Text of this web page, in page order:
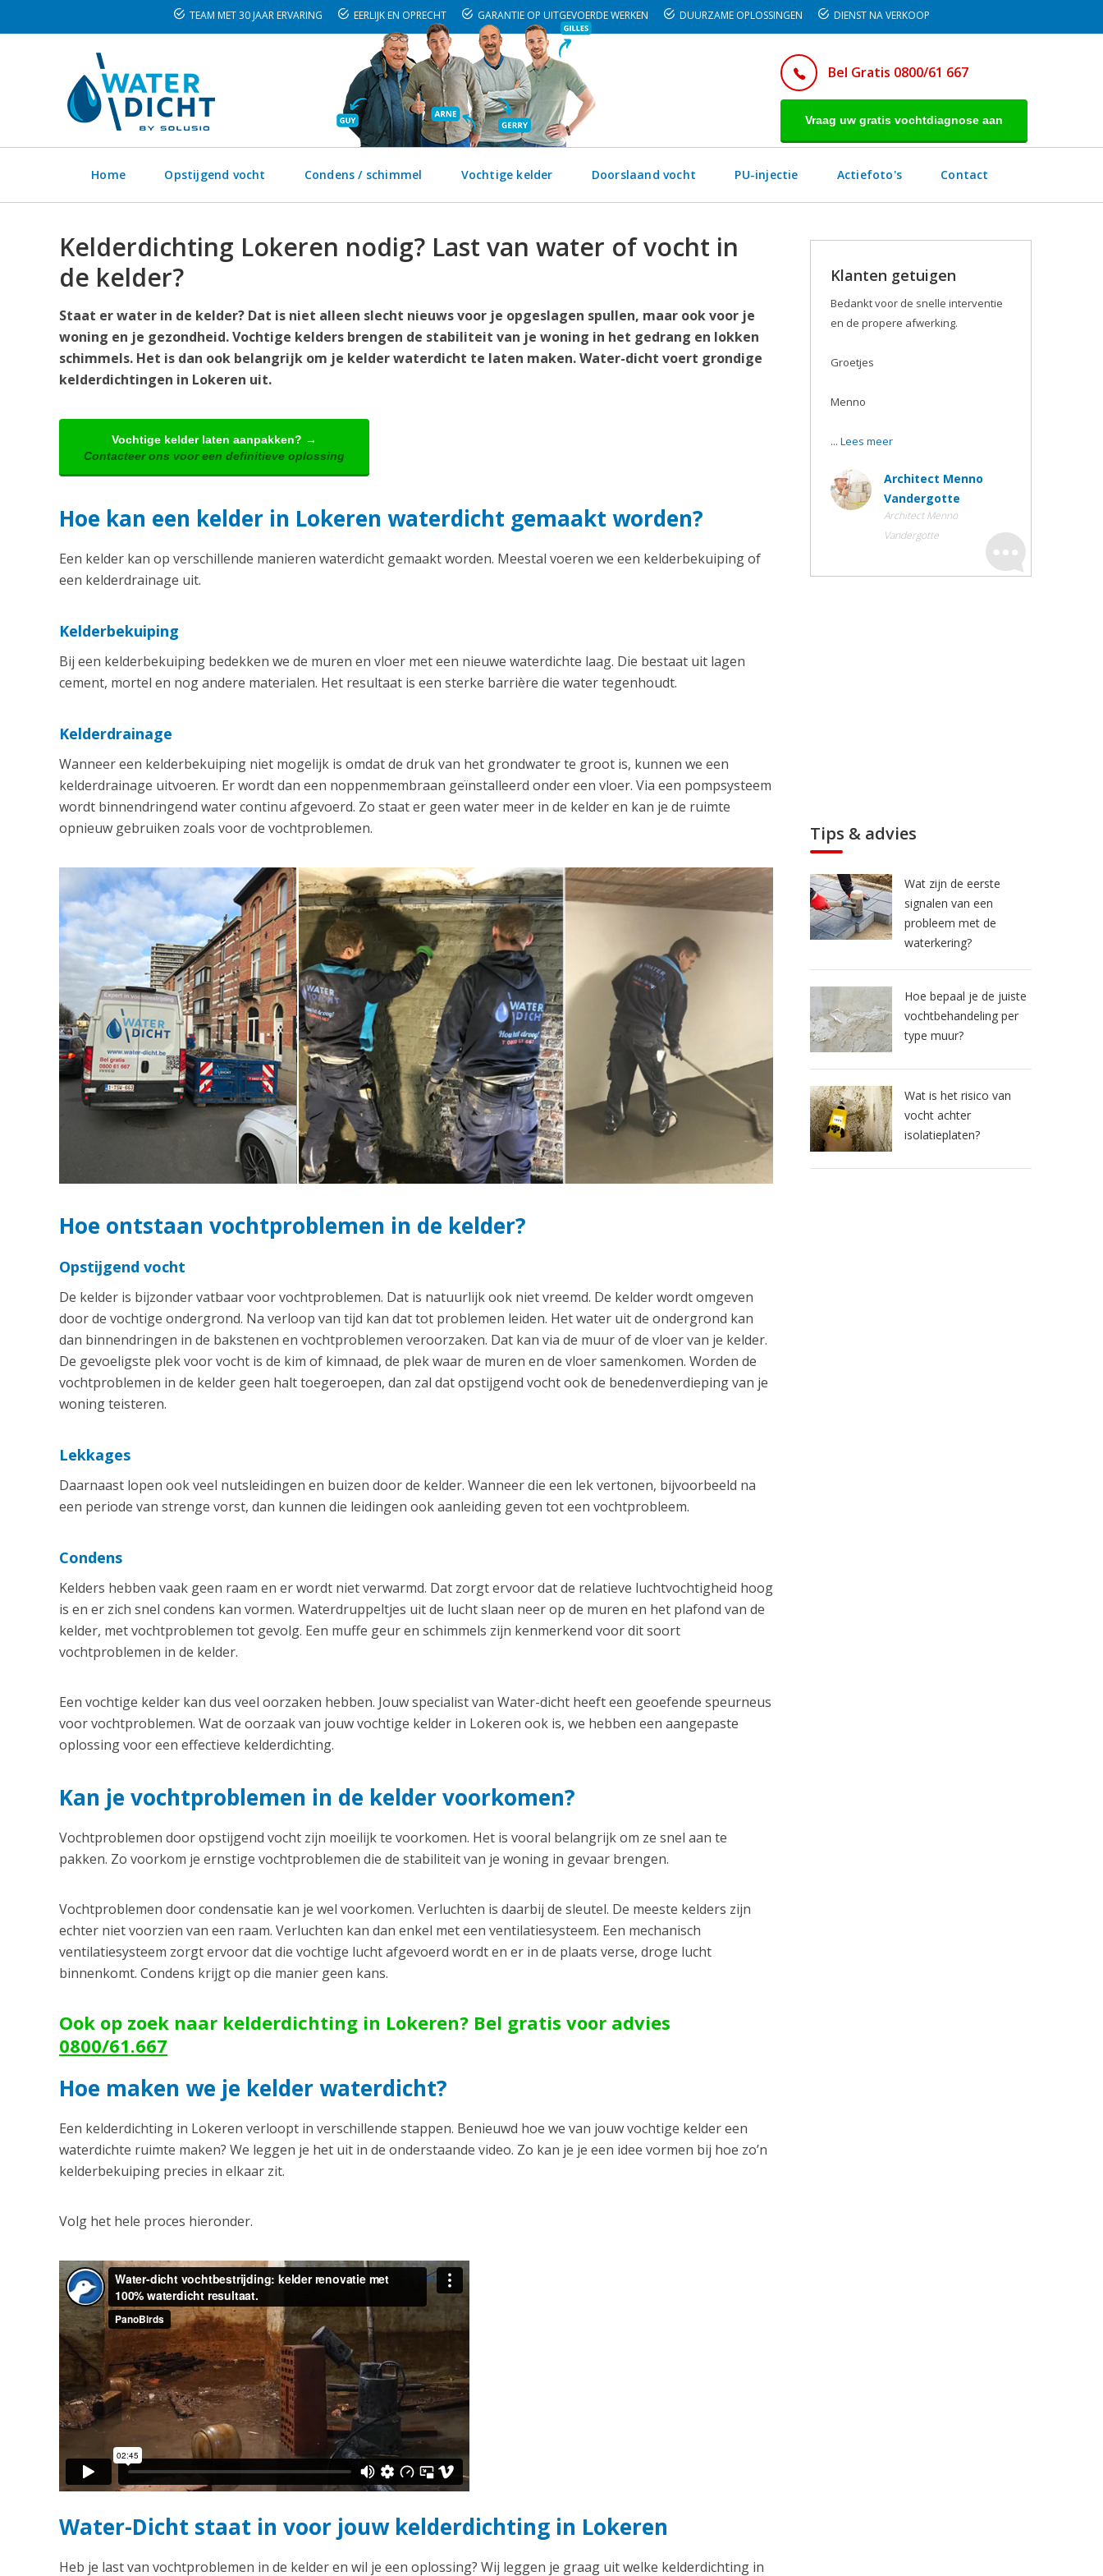
TEAM MET 30 JAAR ERVARING EERLIJK EN OPRECHT GARANTIE OP UITGEVOERDE WERKEN DUURZAME OPLOSSINGEN DIENST NA VERKOOP
Bel Gratis 0800/61 667
Vraag uw gratis vochtdiagnose aan
Home Opstijgend vocht Condens / schimmel Vochtige kelder Doorslaand vocht PU-injectie Actiefoto's Contact
Kelderdichting Lokeren nodig? Last van water of vocht in
de kelder?
Staat er water in de kelder? Dat is niet alleen slecht nieuws voor je opgeslagen spullen, maar ook voor je
woning en je gezondheid. Vochtige kelders brengen de stabiliteit van je woning in het gedrang en lokken
schimmels. Het is dan ook belangrijk om je kelder waterdicht te laten maken. Water-dicht voert grondige
kelderdichtingen in Lokeren uit.
Vochtige kelder laten aanpakken? →
Contacteer ons voor een definitieve oplossing
Hoe kan een kelder in Lokeren waterdicht gemaakt worden?
Een kelder kan op verschillende manieren waterdicht gemaakt worden. Meestal voeren we een kelderbekuiping of
een kelderdrainage uit.
Kelderbekuiping
Bij een kelderbekuiping bedekken we de muren en vloer met een nieuwe waterdichte laag. Die bestaat uit lagen
cement, mortel en nog andere materialen. Het resultaat is een sterke barrière die water tegenhoudt.
Kelderdrainage
Wanneer een kelderbekuiping niet mogelijk is omdat de druk van het grondwater te groot is, kunnen we een
kelderdrainage uitvoeren. Er wordt dan een noppenmembraan geïnstalleerd onder een vloer. Via een pompsysteem
wordt binnendringend water continu afgevoerd. Zo staat er geen water meer in de kelder en kan je de ruimte
opnieuw gebruiken zoals voor de vochtproblemen.
Hoe ontstaan vochtproblemen in de kelder?
Opstijgend vocht
De kelder is bijzonder vatbaar voor vochtproblemen. Dat is natuurlijk ook niet vreemd. De kelder wordt omgeven
door de vochtige ondergrond. Na verloop van tijd kan dat tot problemen leiden. Het water uit de ondergrond kan
dan binnendringen in de bakstenen en vochtproblemen veroorzaken. Dat kan via de muur of de vloer van je kelder.
De gevoeligste plek voor vocht is de kim of kimnaad, de plek waar de muren en de vloer samenkomen. Worden de
vochtproblemen in de kelder geen halt toegeroepen, dan zal dat opstijgend vocht ook de benedenverdieping van je
woning teisteren.
Lekkages
Daarnaast lopen ook veel nutsleidingen en buizen door de kelder. Wanneer die een lek vertonen, bijvoorbeeld na
een periode van strenge vorst, dan kunnen die leidingen ook aanleiding geven tot een vochtprobleem.
Condens
Kelders hebben vaak geen raam en er wordt niet verwarmd. Dat zorgt ervoor dat de relatieve luchtvochtigheid hoog
is en er zich snel condens kan vormen. Waterdruppeltjes uit de lucht slaan neer op de muren en het plafond van de
kelder, met vochtproblemen tot gevolg. Een muffe geur en schimmels zijn kenmerkend voor dit soort
vochtproblemen in de kelder.
Een vochtige kelder kan dus veel oorzaken hebben. Jouw specialist van Water-dicht heeft een geoefende speurneus
voor vochtproblemen. Wat de oorzaak van jouw vochtige kelder in Lokeren ook is, we hebben een aangepaste
oplossing voor een effectieve kelderdichting.
Kan je vochtproblemen in de kelder voorkomen?
Vochtproblemen door opstijgend vocht zijn moeilijk te voorkomen. Het is vooral belangrijk om ze snel aan te
pakken. Zo voorkom je ernstige vochtproblemen die de stabiliteit van je woning in gevaar brengen.
Vochtproblemen door condensatie kan je wel voorkomen. Verluchten is daarbij de sleutel. De meeste kelders zijn
echter niet voorzien van een raam. Verluchten kan dan enkel met een ventilatiesysteem. Een mechanisch
ventilatiesysteem zorgt ervoor dat die vochtige lucht afgevoerd wordt en er in de plaats verse, droge lucht
binnenkomt. Condens krijgt op die manier geen kans.
Ook op zoek naar kelderdichting in Lokeren? Bel gratis voor advies
0800/61.667
Hoe maken we je kelder waterdicht?
Een kelderdichting in Lokeren verloopt in verschillende stappen. Benieuwd hoe we van jouw vochtige kelder een
waterdichte ruimte maken? We leggen je het uit in de onderstaande video. Zo kan je je een idee vormen bij hoe zo’n
kelderbekuiping precies in elkaar zit.
Volg het hele proces hieronder.
Water-Dicht staat in voor jouw kelderdichting in Lokeren
Heb je last van vochtproblemen in de kelder en wil je een oplossing? Wij leggen je graag uit welke kelderdichting in
Klanten getuigen
Bedankt voor de snelle interventie
en de propere afwerking.
Groetjes
Menno
... Lees meer
Architect Menno
Vandergotte
Architect Menno
Vandergotte
Tips & advies
Wat zijn de eerste
signalen van een
probleem met de
waterkering?
Hoe bepaal je de juiste
vochtbehandeling per
type muur?
Wat is het risico van
vocht achter
isolatieplaten?